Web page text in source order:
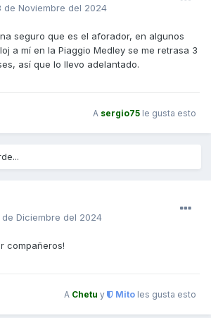
de Noviembre del 2024
seguro que es el aforador, en algunos
a mí en la Piaggio Medley se me retrasa 3
así que lo llevo adelantado.
A sergio75 le gusta esto
de Diciembre del 2024
compañeros!
A Chetu y Mito les gusta esto